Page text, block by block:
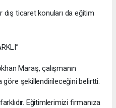
dış ticaret konuları da eğitim
Maraş, çalışmanın
göre şekillendirileceğini belirtti.
Eğitimlerimizi firmanıza